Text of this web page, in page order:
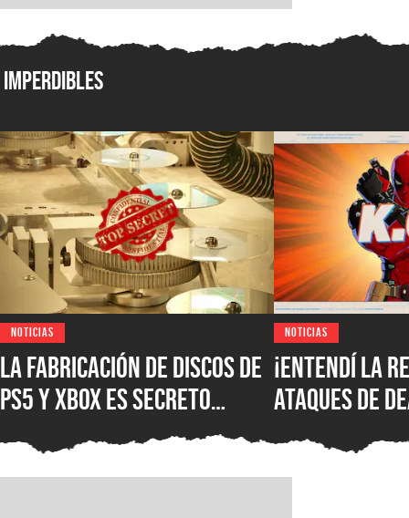
Imperdibles
NOTICIAS
La fabricación de discos de
PS5 y XBOX es secreto
industrial, pero una
investigación reveló parte
NOTICIAS
¡Entendí la
ataques de
Marvel
Souls